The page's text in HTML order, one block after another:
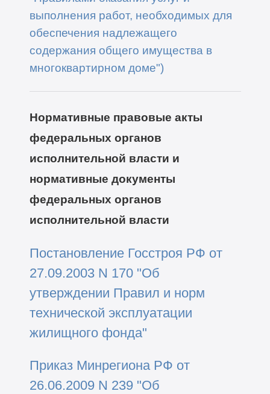
выполнения работ, необходимых для
обеспечения надлежащего
содержания общего имущества в
многоквартирном доме")
Нормативные правовые акты
федеральных органов
исполнительной власти и
нормативные документы
федеральных органов
исполнительной власти
Постановление Госстроя РФ от
27.09.2003 N 170 "Об
утверждении Правил и норм
технической эксплуатации
жилищного фонда"
Приказ Минрегиона РФ от
26.06.2009 N 239 "Об